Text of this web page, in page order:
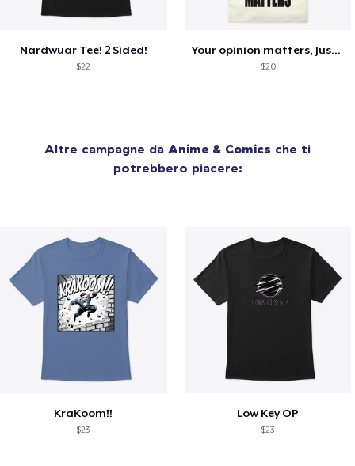
Nardwuar Tee! 2 Sided!
$22
Your opinion matters, Just not to me!
$20
Altre campagne da Anime & Comics che ti
potrebbero piacere:
KraKoom!!
$23
Low Key OP
$23